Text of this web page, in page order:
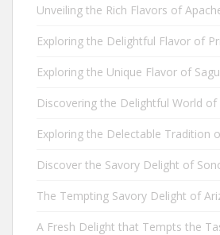
Unveiling the Rich Flavors of
Exploring the Delightful Flavor of
Exploring the Unique Flavor of
Discovering the Delightful World of
Exploring the Delectable Tradition
Discover the Savory Delight of
The Tempting Savory Delight of
A Fresh Delight that Tempts the